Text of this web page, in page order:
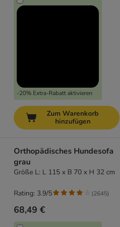
-20% Extra-Rabatt aktivieren
Zum Warenkorb
hinzufügen
Orthopädisches Hundesofa
grau
Größe L: L 115 x B 70 x H 32 cm
68,49 €
Rating: 3.9/5 (2645)